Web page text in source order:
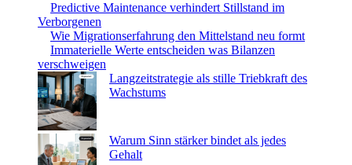
Predictive Maintenance verhindert Stillstand im
Verborgenen
Wie Migrationserfahrung den Mittelstand neu formt
Immaterielle Werte entscheiden was Bilanzen
verschweigen
Langzeitstrategie als stille Triebkraft des
Wachstums
Warum Sinn stärker bindet als jedes
Gehalt